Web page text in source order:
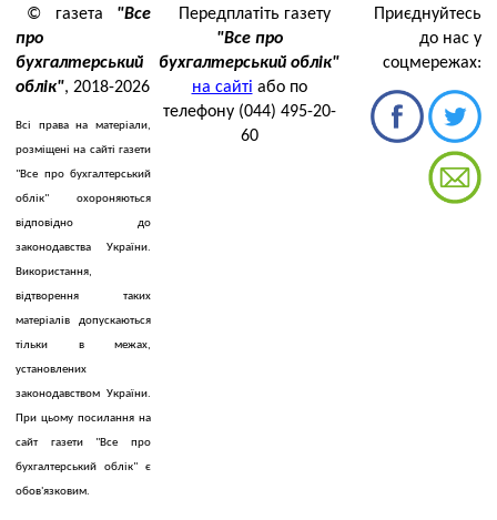
© газета "Все
про
бухгалтерський
облік", 2018-2026
Всі права на матеріали,
розміщені на сайті газети
"Все про бухгалтерський
облік" охороняються
відповідно до
законодавства України.
Використання,
відтворення таких
матеріалів допускаються
тільки в межах,
установлених
законодавством України.
При цьому посилання на
сайт газети "Все про
бухгалтерський облік" є
обов'язковим.
Передплатіть газету
"Все про
бухгалтерський облік"
на сайті або по
телефону (044) 495-20-
60
Приєднуйтесь
до нас у
соцмережах: